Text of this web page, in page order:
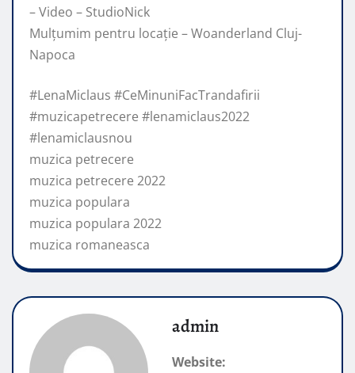
– Video – StudioNick
Mulțumim pentru locație – Woanderland Cluj-
Napoca
#LenaMiclaus #CeMinuniFacTrandafirii
#muzicapetrecere #lenamiclaus2022
#lenamiclausnou
muzica petrecere
muzica petrecere 2022
muzica populara
muzica populara 2022
muzica romaneasca
admin
Website: